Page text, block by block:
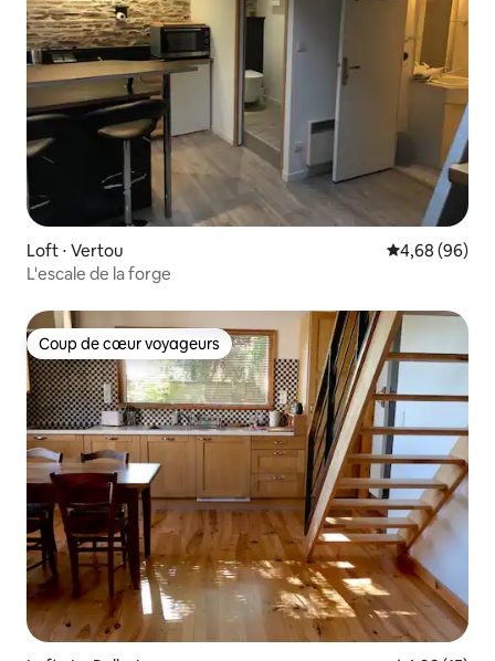
Loft ⋅ Vertou Évaluation
4,68 (96)
L'escale de la forge
Coup de cœur voyageurs
Coup de cœur voyageurs